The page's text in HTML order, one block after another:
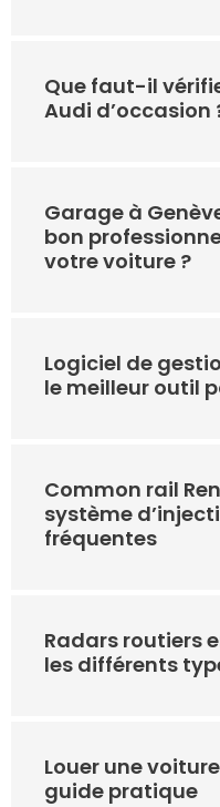
Que faut-il
Audi d’occasion
Garage à
bon
votre voiture ?
Logiciel de
le meilleur outil
Common rail
système
fréquentes
Radars routiers
les différents
Louer une
guide pratique